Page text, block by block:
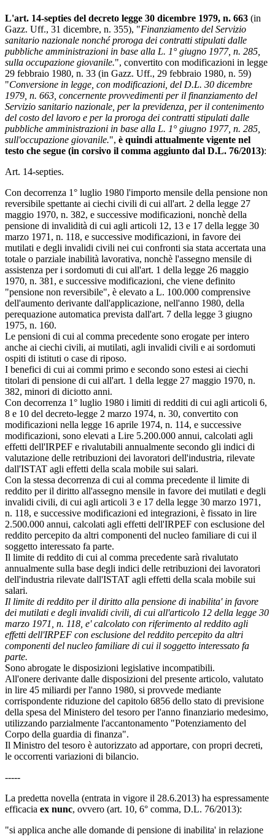
L'art. 14-septies del decreto legge 30 dicembre 1979, n. 663 (in
Gazz. Uff., 31 dicembre, n. 355), "Finanziamento del Servizio
sanitario nazionale nonché proroga dei contratti stipulati dalle
pubbliche amministrazioni in base alla L. 1° giugno 1977, n. 285,
sulla occupazione giovanile.", convertito con modificazioni in legge
29 febbraio 1980, n. 33 (in Gazz. Uff., 29 febbraio 1980, n. 59)
"Conversione in legge, con modificazioni, del D.L. 30 dicembre
1979, n. 663, concernente provvedimenti per il finanziamento del
Servizio sanitario nazionale, per la previdenza, per il contenimento
del costo del lavoro e per la proroga dei contratti stipulati dalle
pubbliche amministrazioni in base alla L. 1° giugno 1977, n. 285,
sull'occupazione giovanile.", è quindi attualmente vigente nel
testo che segue (in corsivo il comma aggiunto dal D.L. 76/2013):
Art. 14-septies.
Con decorrenza 1° luglio 1980 l'importo mensile della pensione non
reversibile spettante ai ciechi civili di cui all'art. 2 della legge 27
maggio 1970, n. 382, e successive modificazioni, nonchè della
pensione di invalidità di cui agli articoli 12, 13 e 17 della legge 30
marzo 1971, n. 118, e successive modificazioni, in favore dei
mutilati e degli invalidi civili nei cui confronti sia stata accertata una
totale o parziale inabilità lavorativa, nonchè l'assegno mensile di
assistenza per i sordomuti di cui all'art. 1 della legge 26 maggio
1970, n. 381, e successive modificazioni, che viene definito
"pensione non reversibile", è elevato a L. 100.000 comprensive
dell'aumento derivante dall'applicazione, nell'anno 1980, della
perequazione automatica prevista dall'art. 7 della legge 3 giugno
1975, n. 160.
Le pensioni di cui al comma precedente sono erogate per intero
anche ai ciechi civili, ai mutilati, agli invalidi civili e ai sordomuti
ospiti di istituti o case di riposo.
I benefici di cui ai commi primo e secondo sono estesi ai ciechi
titolari di pensione di cui all'art. 1 della legge 27 maggio 1970, n.
382, minori di diciotto anni.
Con decorrenza 1° luglio 1980 i limiti di redditi di cui agli articoli 6,
8 e 10 del decreto-legge 2 marzo 1974, n. 30, convertito con
modificazioni nella legge 16 aprile 1974, n. 114, e successive
modificazioni, sono elevati a Lire 5.200.000 annui, calcolati agli
effetti dell'IRPEF e rivalutabili annualmente secondo gli indici di
valutazione delle retribuzioni dei lavoratori dell'industria, rilevate
dall'ISTAT agli effetti della scala mobile sui salari.
Con la stessa decorrenza di cui al comma precedente il limite di
reddito per il diritto all'assegno mensile in favore dei mutilati e degli
invalidi civili, di cui agli articoli 3 e 17 della legge 30 marzo 1971,
n. 118, e successive modificazioni ed integrazioni, è fissato in lire
2.500.000 annui, calcolati agli effetti dell'IRPEF con esclusione del
reddito percepito da altri componenti del nucleo familiare di cui il
soggetto interessato fa parte.
Il limite di reddito di cui al comma precedente sarà rivalutato
annualmente sulla base degli indici delle retribuzioni dei lavoratori
dell'industria rilevate dall'ISTAT agli effetti della scala mobile sui
salari.
Il limite di reddito per il diritto alla pensione di inabilita' in favore
dei mutilati e degli invalidi civili, di cui all'articolo 12 della legge 30
marzo 1971, n. 118, e' calcolato con riferimento al reddito agli
effetti dell'IRPEF con esclusione del reddito percepito da altri
componenti del nucleo familiare di cui il soggetto interessato fa
parte.
Sono abrogate le disposizioni legislative incompatibili.
All'onere derivante dalle disposizioni del presente articolo, valutato
in lire 45 miliardi per l'anno 1980, si provvede mediante
corrispondente riduzione del capitolo 6856 dello stato di previsione
della spesa del Ministero del tesoro per l'anno finanziario medesimo,
utilizzando parzialmente l'accantonamento "Potenziamento del
Corpo della guardia di finanza".
Il Ministro del tesoro è autorizzato ad apportare, con propri decreti,
le occorrenti variazioni di bilancio.
-----
La predetta novella (entrata in vigore il 28.6.2013) ha espressamente
efficacia ex nunc, ovvero (art. 10, 6° comma, D.L. 76/2013):
"si applica anche alle domande di pensione di inabilita' in relazione